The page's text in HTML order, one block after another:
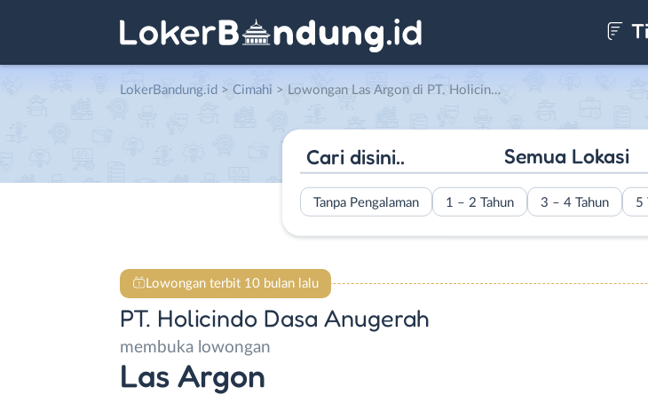
LokerBandung.id > Cimahi > Lowongan Las Argon di PT. Holicindo Dasa Anugerah
Semua Lokasi
Tanpa Pengalaman 1 – 2 Tahun 3 – 4 Tahun 5
Lowongan terbit 10 bulan lalu
PT. Holicindo Dasa Anugerah
membuka lowongan
Las Argon